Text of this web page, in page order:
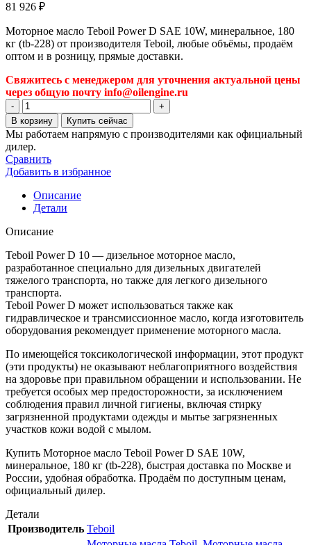
81 926 ₽
Моторное масло Teboil Power D SAE 10W, минеральное, 180
кг (tb-228) от производителя Teboil, любые объёмы, продаём
оптом и в розницу, прямые доставки.
Свяжитесь с менеджером для уточнения актуальной цены
через общую почту info@oilengine.ru
Количество
товара
Моторное
масло
Teboil
Power
D
SAE
10W,
минеральное,
180
(tb-
228)
В корзину Купить сейчас
Мы работаем напрямую с производителями как официальный
дилер.
Сравнить
Добавить в избранное
Описание
Детали
Описание
Teboil Power D 10 — дизельное моторное масло,
разработанное специально для дизельных двигателей
тяжелого транспорта, но также для легкого дизельного
транспорта.
Teboil Power D может использоваться также как
гидравлическое и трансмиссионное масло, когда изготовитель
оборудования рекомендует применение моторного масла.
По имеющейся токсикологической информации, этот продукт
(эти продукты) не оказывают неблагоприятного воздействия
на здоровье при правильном обращении и использовании. Не
требуется особых мер предосторожности, за исключением
соблюдения правил личной гигиены, включая стирку
загрязненной продуктами одежды и мытье загрязненных
участков кожи водой с мылом.
Купить Моторное масло Teboil Power D SAE 10W,
минеральное, 180 кг (tb-228), быстрая доставка по Москве и
России, удобная обработка. Продаём по доступным ценам,
официальный дилер.
Детали
Производитель Teboil